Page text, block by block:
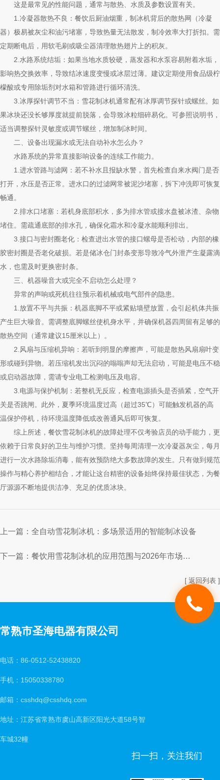
这是最常见的性能问题，通常与散热、水质及参数设置有关。
1.冷凝器散热不良：餐饮后厨油烟重，制冰机背后的散热网（冷凝
器）极易被灰尘和油污堵塞，导致热量无法散发，制冷效率大打折扣。需
定期断电后，用软毛刷或吸尘器清理散热翅片上的积灰。
2.水路系统结垢：如果当地水质较硬，蒸发器和水泵容易附着水垢，
影响热交换效率，导致结冰速度变慢或冰层过薄。建议定期使用食品级柠
檬酸或专用除垢剂对水箱和管路进行循环清洗。
3.冰厚探针调节不当：雪花制冰机通常配有冰厚调节探针或螺丝。如
果冰块还没长够厚度就提前脱落，会导致冰粒细碎易化。可参照说明书，
适当调整探针灵敏度或调节螺丝，增加制冰时间。
二、设备出现漏水或无法自动补水怎么办？
水路系统的异常直接影响设备的连续工作能力。
1.进水管路与滤网：若不补水且报缺水警，首先检查自来水阀门是否
打开，水压是否正常。进水口的过滤网常被泥沙堵塞，拆下冲洗即可恢复
畅通。
2.排水口堵塞：若机身底部积水，多为排水管或接水盘被冰渣、杂物
堵住。需疏通底部的排水孔，确保化霜水和冷凝水能顺利排出。
3.接口与密封圈老化：检查进出水管的接口螺母是否松动，内部的橡
胶密封圈是否老化破损。若是储冰仓门封条变形导致冷气外泄产生凝露滴
水，也需及时更换密封条。
三、机器噪音大或完全不启动怎么处理？
异常的声响或死机往往预示着机械或电气部件的隐患。
1.放置不平与共振：机器底脚不平或紧贴墙壁放置，会引起机体共振
产生巨大噪音。需调整底脚螺丝使机身水平，并确保机器四周留有足够的
散热空间（通常建议15厘米以上）。
2.风扇与压缩机异响：若听到明显的摩擦声，可能是散热风扇扇叶变
形或碰到异物。若压缩机发出沉闷的嗡嗡声却无法启动，可能是电压不稳
或启动器故障，需请专业电工检测电压及电容。
3.电源与保护机制：若整机无反应，检查电源插头是否插紧，空气开
关是否跳闸。此外，夏季环境温度过高（超过35℃）可能触发机器的高
温保护停机，待环境温度降低或改善通风后即可恢复。
综上所述，餐饮雪花制冰机的故障处理不仅考验店员的动手能力，更
依赖于日常良好的卫生与维护习惯。坚持每周清理一次冷凝器灰尘，每月
进行一次水路除垢消毒，能有效预防绝大多数故障的发生。只有做到规范
操作与精心养护相结合，才能让这台精密的设备始终保持最佳状态，为餐
厅源源不断地提供洁净、充足的优质冰块。
上一篇： 全自动雪花制冰机：多场景适用的智能制冰设备
下一篇： 餐饮用雪花制冰机的应用范围与2026年市场前景分析
[ 返回列表 ]
常熟市圣海电器有限公司
电话：86-0512-52438820
手机：15050338780
邮箱：csshdq@csshdq.com
地址：江苏省常熟市虞山高新区阳光大道58号智
车城32幢
扫一扫，关注我们